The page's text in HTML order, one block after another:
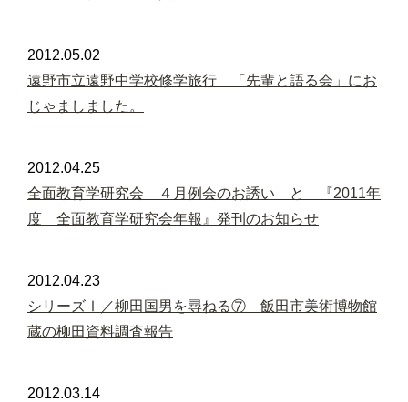
2012.05.02
遠野市立遠野中学校修学旅行 「先輩と語る会」にお
じゃましました。
2012.04.25
全面教育学研究会 ４月例会のお誘い と 『2011年
度 全面教育学研究会年報』発刊のお知らせ
2012.04.23
シリーズⅠ／柳田国男を尋ねる⑦ 飯田市美術博物館
蔵の柳田資料調査報告
2012.03.14